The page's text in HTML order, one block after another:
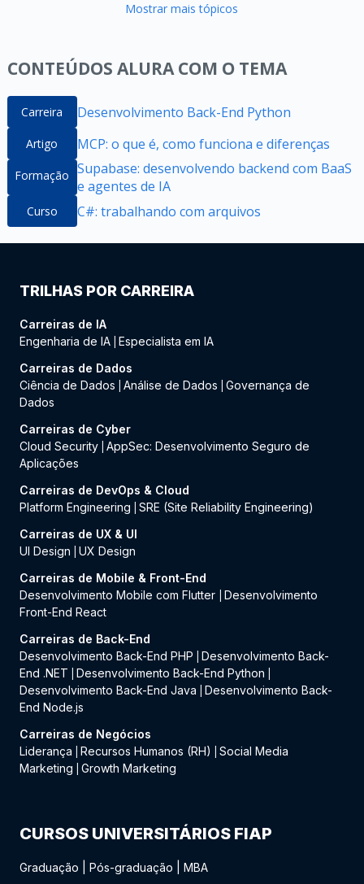
Mostrar mais tópicos
CONTEÚDOS ALURA COM O TEMA
Carreira Desenvolvimento Back-End Python
Artigo MCP: o que é, como funciona e diferenças
Formação Supabase: desenvolvendo backend com BaaS
e agentes de IA
Curso C#: trabalhando com arquivos
TRILHAS POR CARREIRA
Carreiras de IA
Engenharia de IA Especialista em IA
Carreiras de Dados
Ciência de Dados
Análise de Dados
Governança de
Dados
Carreiras de Cyber
Cloud Security AppSec: Desenvolvimento Seguro de
Aplicações
Carreiras de DevOps & Cloud
Platform Engineering
SRE (Site Reliability Engineering)
Carreiras de UX & UI
UI Design
UX Design
Carreiras de Mobile & Front-End
Desenvolvimento Mobile com Flutter
Desenvolvimento
Front-End React
Carreiras de Back-End
Desenvolvimento Back-End PHP
Desenvolvimento Back-
End .NET
Desenvolvimento Back-End Python
Desenvolvimento Back-End Java
Desenvolvimento Back-
End Node.js
Carreiras de Negócios
Liderança
Recursos Humanos (RH)
Social Media
Marketing
Growth Marketing
CURSOS UNIVERSITÁRIOS FIAP
Graduação Pós-graduação MBA